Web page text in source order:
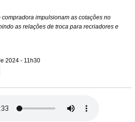
impulsionam as cotações no
as relações de troca para recriadores e
2024 - 11h30